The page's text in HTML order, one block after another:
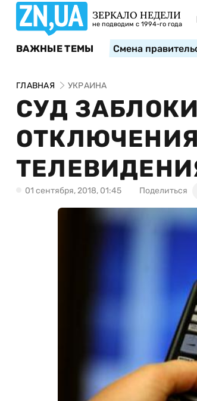
ЗЕРКАЛО НЕДЕЛИ
не подводим с 1994-го года
ВАЖНЫЕ ТЕМЫ Смена
ГЛАВНАЯ УКРАИНА
СУД
01 сентября, 2018, 01:45 Поделиться